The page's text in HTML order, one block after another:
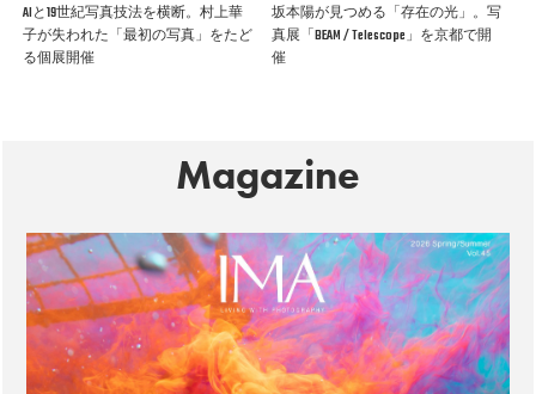
AIと19世紀写真技法を横断。村上華
子が失われた「最初の写真」をたど
る個展開催
坂本陽が見つめる「存在の光」。写
真展「BEAM / Telescope」を京都で開
催
Magazine